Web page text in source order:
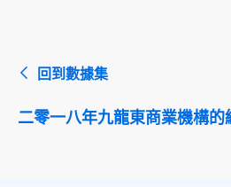
回到數據集
二零一八年九龍東商業機構的